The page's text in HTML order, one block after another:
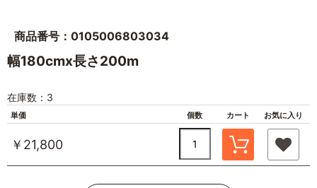
商品番号：0105006803034
幅180cmx長さ200m
在庫数：3
単価 個数 カート お気に入り
￥21,800